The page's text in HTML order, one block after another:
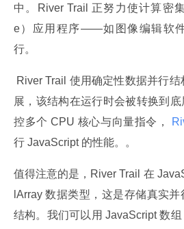
中。River Trail 正努力使计算密
e）应用程序——如图像编辑软
行。
展，该结构在运行时会被转换到
控多个 CPU 核心与向量指令，
行 JavaScript 的性能。。
值得注意的是，River Trail 在
lArray 数据类型，这是存储真实
结构。我们可以用 JavaScript 数